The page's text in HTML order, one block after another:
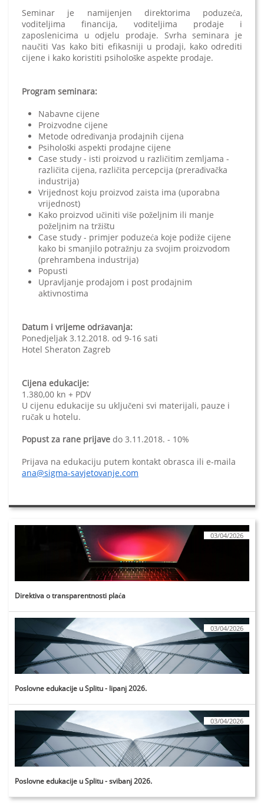
Seminar je namijenjen direktorima poduzeća,
voditeljima financija, voditeljima prodaje i
zaposlenicima u odjelu prodaje. Svrha seminara je
naučiti Vas kako biti efikasniji u prodaji, kako odrediti
cijene i kako koristiti psihološke aspekte prodaje.
Program seminara:
Nabavne cijene
Proizvodne cijene
Metode određivanja prodajnih cijena
Psihološki aspekti prodajne cijene
Case study - isti proizvod u različitim zemljama -
različita cijena, različita percepcija (prerađivačka
industrija)
Vrijednost koju proizvod zaista ima (uporabna
vrijednost)
Kako proizvod učiniti više poželjnim ili manje
poželjnim na tržištu
Case study - primjer poduzeća koje podiže cijene
kako bi smanjilo potražnju za svojim proizvodom
(prehrambena industrija)
Popusti
Upravljanje prodajom i post prodajnim
aktivnostima
Datum i vrijeme održavanja:
Ponedjeljak 3.12.2018. od 9-16 sati
Hotel Sheraton Zagreb
Cijena edukacije:
1.380,00 kn + PDV
U cijenu edukacije su uključeni svi materijali, pauze i
ručak u hotelu.
Popust za rane prijave do 3.11.2018. - 10%
Prijava na edukaciju putem kontakt obrasca ili e-maila
ana@sigma-savjetovanje.com
Direktiva o transparentnosti plaća
03/04/2026
Poslovne edukacije u Splitu - lipanj 2026.
03/04/2026
Poslovne edukacije u Splitu - svibanj 2026.
03/04/2026